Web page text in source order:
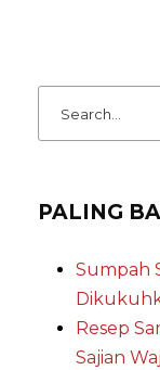
PALING
Sumpah
Resep
Sajian